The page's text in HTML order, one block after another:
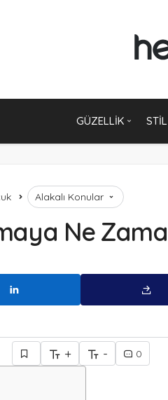
GÜZELLIK STIL
Alakalı Konular
Ne
+ - 0